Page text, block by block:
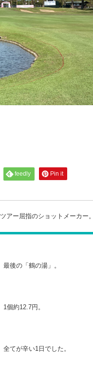
feedly Pin it
ツアー屈指のショットメーカー。
最後の「鶴の湯」。
1個約12.7円。
全てが辛い1日でした。